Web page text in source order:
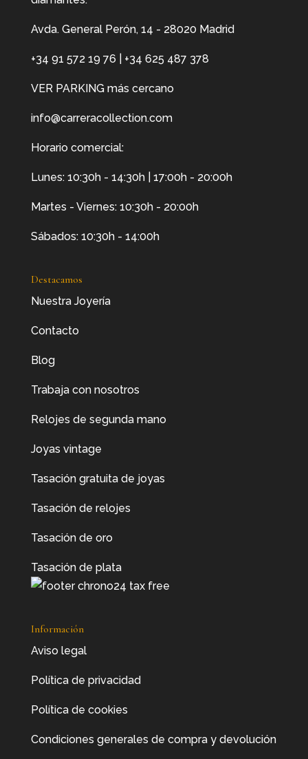
Avda. General Perón, 14 - 28020 Madrid
+34 91 572 19 76 +34 625 487 378
VER PARKING más cercano
info@carreracollection.com
Horario comercial:
Lunes: 10:30h - 14:30h | 17:00h - 20:00h
Martes - Viernes: 10:30h - 20:00h
Sábados: 10:30h - 14:00h
Destacamos
Nuestra Joyería
Contacto
Blog
Trabaja con nosotros
Relojes de segunda mano
Joyas vintage
Tasación gratuita de joyas
Tasación de relojes
Tasación de oro
Tasación de plata
Información
Aviso legal
Política de privacidad
Política de cookies
Condiciones generales de compra y devolución